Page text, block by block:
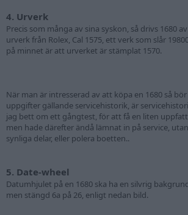
4. Urverk
Precis som många av sina syskon, så drivs 1680
urverk från Rolex, Cal 1575, ett verk som slår
på minnet är att urverket är stämplat 1570.
När man är intresserad av att köpa en 1680 så
uppgifter gällande servicehistorik, är
jag bett om ett gångtest, för att få en liten
men hade därefter ändå lämnat in på service,
synliga delar, eller polera boetten..
5. Date-wheel
Datumhjulet på en 1680 ska ha en silvrig
men stängd 6a på 26, enligt nedan bild.